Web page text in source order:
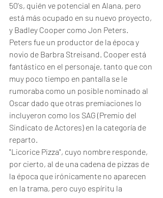
50's, quién ve potencial en Alana, pero
está más ocupado en su nuevo proyecto,
y Badley Cooper como Jon Peters.
Peters fue un productor de la época y
novio de Barbra Streisand. Cooper está
fantástico en el personaje, tanto que con
muy poco tiempo en pantalla se le
rumoraba como un posible nominado al
Oscar dado que otras premiaciones lo
incluyeron como los SAG (Premio del
Sindicato de Actores) en la categoría de
reparto.
"Licorice Pizza", cuyo nombre responde,
por cierto, al de una cadena de pizzas de
la época que irónicamente no aparecen
en la trama, pero cuyo espíritu la